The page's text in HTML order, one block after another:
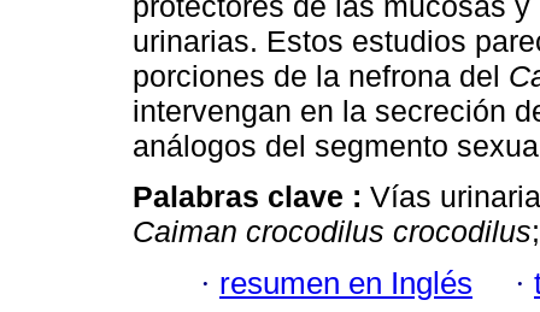
urinarias. Estos estudios
porciones de la nefrona del
intervengan en la secreción
análogos del segmento
Palabras clave : Vías
Caiman crocodilus crocodilus
· resumen en Inglés ·